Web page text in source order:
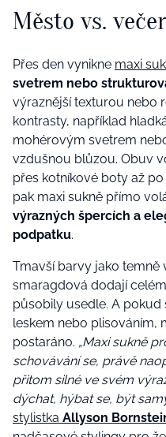
Město vs.
Přes den vynikne maxi
svetrem nebo
výraznější texturou nebo
kontrasty, například
mohérovým svetrem
vzdušnou blůzou. Obuv
přes kotníkové boty až
pak maxi sukně přímo
výrazných špercích a
podpatku.
Tmavší barvy jako temně
smaragdová dodají
působily usedle. A pokud
leskem nebo plisováním,
postaráno. „Maxi sukně
schovávání se, právě
přitom silné ve svém
dýchat, hýbat se, být
stylistka Allyson